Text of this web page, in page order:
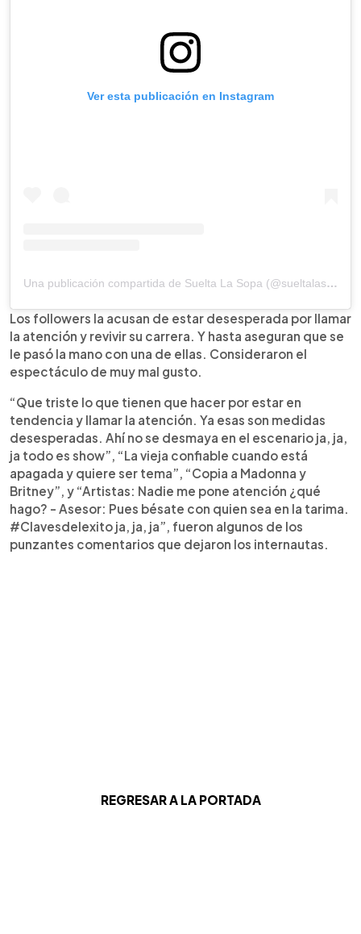
Ver esta publicación en Instagram
Una publicación compartida de Suelta La Sopa (@sueltalasopatv)
Los followers la acusan de estar desesperada por llamar
la atención y revivir su carrera. Y hasta aseguran que se
le pasó la mano con una de ellas. Consideraron el
espectáculo de muy mal gusto.
“Que triste lo que tienen que hacer por estar en
tendencia y llamar la atención. Ya esas son medidas
desesperadas. Ahí no se desmaya en el escenario ja, ja,
ja todo es show”, “La vieja confiable cuando está
apagada y quiere ser tema”, “Copia a Madonna y
Britney”, y “Artistas: Nadie me pone atención ¿qué
hago? - Asesor: Pues bésate con quien sea en la tarima.
#Clavesdelexito ja, ja, ja”, fueron algunos de los
punzantes comentarios que dejaron los internautas.
REGRESAR A LA PORTADA